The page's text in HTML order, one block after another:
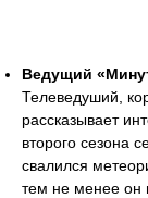
Ведущий
Телеведуший,
рассказывает
второго сезона
свалился
тем не менее он